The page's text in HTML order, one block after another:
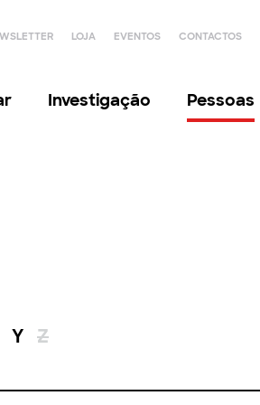
LOJA EVENTOS CONTACTOS
Investigação Pessoas
Y Z